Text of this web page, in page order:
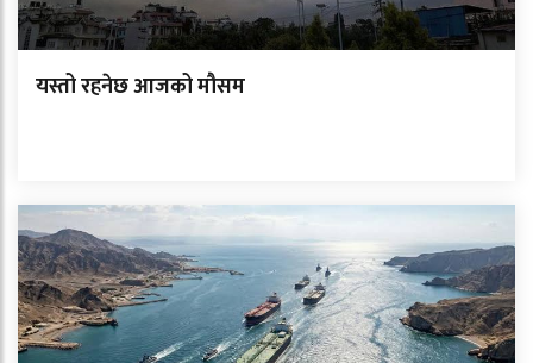
यस्तो रहनेछ आजको मौसम